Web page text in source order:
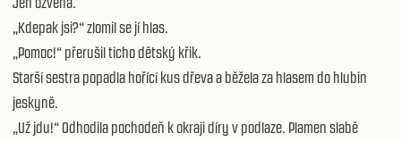
„Kdepak jsi?“ zlomil se jí hlas.
„Pomoc!“ přerušil ticho dětský křik.
Starší sestra popadla hořící kus dřeva a běžela za hlasem do hlubin
jeskyně.
„Už jdu!“ Odhodila pochodeň k okraji díry v podlaze. Plamen slabě